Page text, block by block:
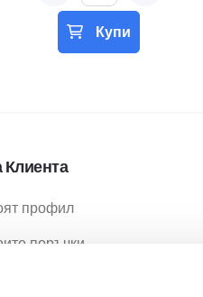
Купи
Клиента
профил
поръчки